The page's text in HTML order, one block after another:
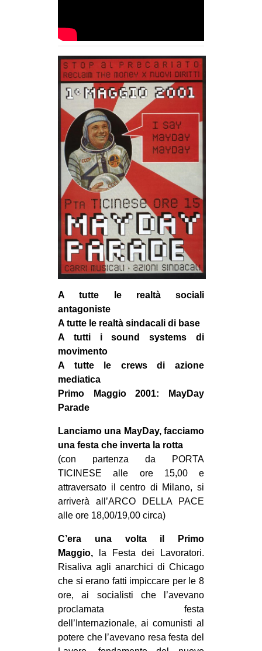
ESTREMO ORIENTE
EUROPA
MEDIO ORIENTE
MONDO
EVENTI
in
Fb
tw
bsky
ms
SEARCH
A tutte le realtà sociali
antagoniste
A tutte le realtà sindacali di base
A tutti i sound systems di
movimento
A tutte le crews di azione
mediatica
Primo Maggio 2001: MayDay
Parade
Lanciamo una MayDay, facciamo
una festa che inverta la rotta
(con partenza da PORTA
TICINESE alle ore 15,00 e
attraversato il centro di Milano, si
arriverà all’ARCO DELLA PACE
alle ore 18,00/19,00 circa)
C’era una volta il Primo
Maggio, la Festa dei Lavoratori.
Risaliva agli anarchici di Chicago
che si erano fatti impiccare per le 8
ore, ai socialisti che l’avevano
proclamata festa
dell’Internazionale, ai comunisti al
potere che l’avevano resa festa del